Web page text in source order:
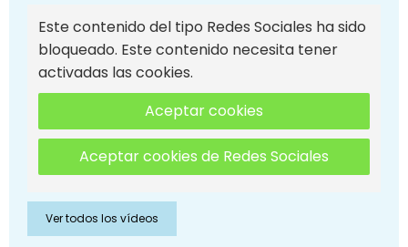
Este contenido del tipo Redes Sociales ha sido
bloqueado. Este contenido necesita tener
activadas las cookies.
Aceptar cookies
Aceptar cookies de Redes Sociales
Ver todos los vídeos